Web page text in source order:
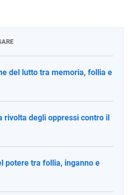
del lutto tra memoria, follia e
rivolta degli oppressi contro il
potere tra follia, inganno e